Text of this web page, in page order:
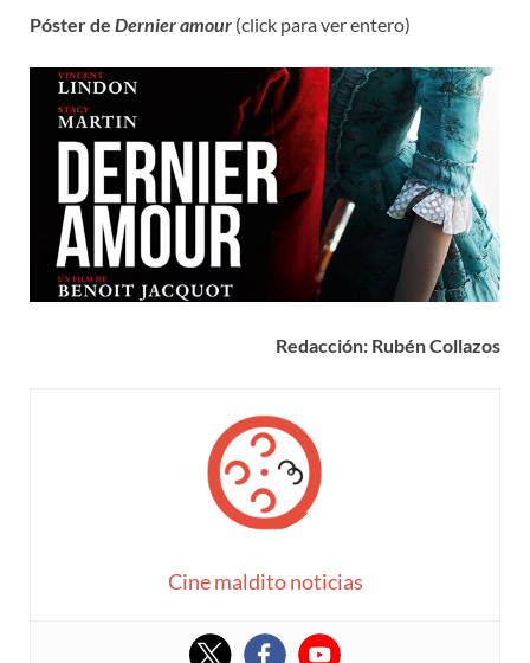
Póster de Dernier amour (click para ver entero)
Redacción: Rubén Collazos
Cine maldito noticias